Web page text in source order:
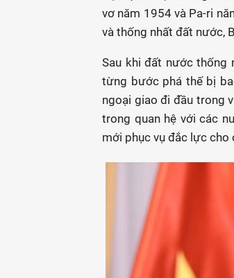
vơ năm 1954 và Pa-ri
và thống nhất đất nước,
Sau khi đất nước thống
từng bước phá thế bị
ngoại giao đi đầu trong
trong quan hệ với các
mới phục vụ đắc lực